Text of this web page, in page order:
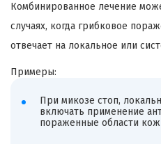
Комбинированное лечение
случаях, когда грибковое
отвечает на локальное или
Примеры:
При микозе стоп,
включать применение
пораженные области